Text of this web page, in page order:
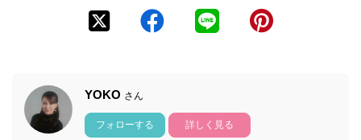
YOKO さん
フォローする 詳しく見る